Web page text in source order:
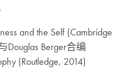
and the Self (Cambridge
Douglas Berger合编
(Routledge, 2014)